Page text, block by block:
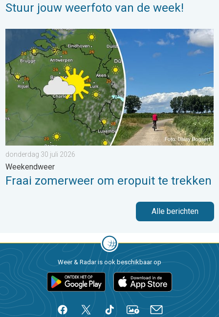
Stuur jouw weerfoto van de week!
Fraai zomerweer om eropuit te trekken. Weekendweer. . .
donderdag 30 juli 2026
Weekendweer
Fraai zomerweer om eropuit te trekken
Alle berichten
Weer & Radar is ook beschikbaar op